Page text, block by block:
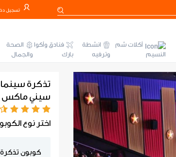
تسجيل
أكلات شم
النسيم
انشطة
وترفيه
فنادق وأكوا
بارك
الصحة
والجمال
سيني ماكس
اختر نوع
كوبون